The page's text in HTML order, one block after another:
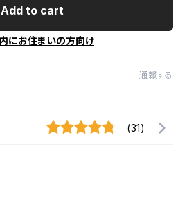
Add to cart
にお住まいの方向け
通報する
(31)